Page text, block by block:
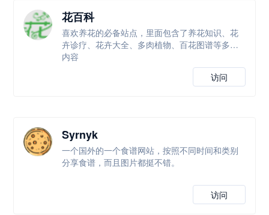
花百科
喜欢养花的必备站点，里面包含了养花知识、花
卉诊疗、花卉大全、多肉植物、百花图谱等多个
内容
访问
Syrnyk
一个国外的一个食谱网站，按照不同时间和类别
分享食谱，而且图片都挺不错。
访问